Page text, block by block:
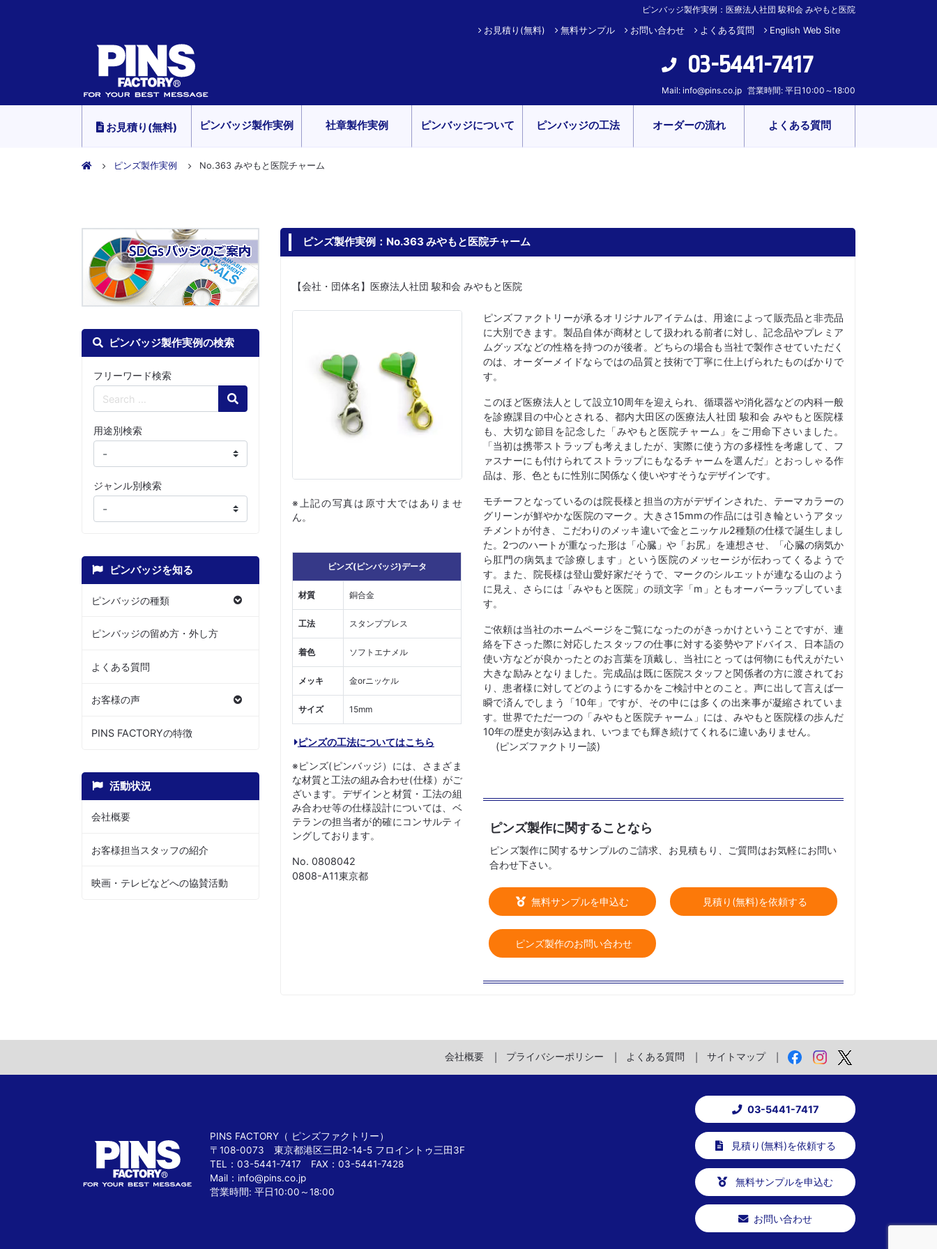
ピンバッジ製作実例：医療法人社団 駿和会 みやもと医院
お見積り(無料) 無料サンプル お問い合わせ よくある質問 English Web Site
03-5441-7417
Mail: info@pins.co.jp 営業時間: 平日10:00～18:00
お見積り(無料) ピンバッジ製作実例 社章製作実例 ピンバッジについて ピンバッジの工法 オーダーの流れ よくある質問
ピンズ製作実例 No.363 みやもと医院チャーム
ピンバッジ製作実例の検索
フリーワード検索
Search
用途別検索
ジャンル別検索
ピンバッジを知る
ピンバッジの種類
ピンバッジの留め方・外し方
よくある質問
お客様の声
PINS FACTORYの特徴
活動状況
会社概要
お客様担当スタッフの紹介
映画・テレビなどへの協賛活動
ピンズ製作実例：No.363 みやもと医院チャーム
【会社・団体名】医療法人社団 駿和会 みやもと医院
※上記の写真は原寸大ではありませ
ん。
ピンズ(ピンバッジ)データ
材質 銅合金
工法 スタンププレス
着色 ソフトエナメル
メッキ 金orニッケル
サイズ 15mm
ピンズの工法についてはこちら
※ピンズ(ピンバッジ）には、さまざま
な材質と工法の組み合わせ(仕様）がご
ざいます。デザインと材質・工法の組
み合わせ等の仕様設計については、ベ
テランの担当者が的確にコンサルティ
ングしております。
No. 0808042
0808-A11東京都
ピンズファクトリーが承るオリジナルアイテムは、用途によって販売品と非売品
に大別できます。製品自体が商材として扱われる前者に対し、記念品やプレミア
ムグッズなどの性格を持つのが後者。どちらの場合も当社で製作させていただく
のは、オーダーメイドならではの品質と技術で丁寧に仕上げられたものばかりで
す。
このほど医療法人として設立10周年を迎えられ、循環器や消化器などの内科一般
を診療課目の中心とされる、都内大田区の医療法人社団 駿和会 みやもと医院様
も、大切な節目を記念した「みやもと医院チャーム」をご用命下さいました。
「当初は携帯ストラップも考えましたが、実際に使う方の多様性を考慮して、フ
ァスナーにも付けられてストラップにもなるチャームを選んだ」とおっしゃる作
品は、形、色ともに性別に関係なく使いやすそうなデザインです。
モチーフとなっているのは院長様と担当の方がデザインされた、テーマカラーの
グリーンが鮮やかな医院のマーク。大きさ15mmの作品には引き輪というアタッ
チメントが付き、こだわりのメッキ違いで金とニッケル2種類の仕様で誕生しまし
た。2つのハートが重なった形は「心臓」や「お尻」を連想させ、「心臓の病気か
ら肛門の病気まで診療します」という医院のメッセージが伝わってくるようで
す。また、院長様は登山愛好家だそうで、マークのシルエットが連なる山のよう
に見え、さらには「みやもと医院」の頭文字「m」ともオーバーラップしていま
す。
ご依頼は当社のホームページをご覧になったのがきっかけということですが、連
絡を下さった際に対応したスタッフの仕事に対する姿勢やアドバイス、日本語の
使い方などが良かったとのお言葉を頂戴し、当社にとっては何物にも代えがたい
大きな励みとなりました。完成品は既に医院スタッフと関係者の方に渡されてお
り、患者様に対してどのようにするかをご検討中とのこと。声に出して言えば一
瞬で済んでしまう「10年」ですが、その中には多くの出来事が凝縮されていま
す。世界でただ一つの「みやもと医院チャーム」には、みやもと医院様の歩んだ
10年の歴史が刻み込まれ、いつまでも輝き続けてくれるに違いありません。
(ピンズファクトリー談)
ピンズ製作に関することなら
ピンズ製作に関するサンプルのご請求、お見積もり、ご質問はお気軽にお問い
合わせ下さい。
無料サンプルを申込む 見積り(無料)を依頼する
ピンズ製作のお問い合わせ
会社概要 プライバシーポリシー よくある質問 サイトマップ
PINS FACTORY（ ピンズファクトリー）
〒108-0073 東京都港区三田2-14-5 フロイントゥ三田3F
TEL：03-5441-7417 FAX：03-5441-7428
Mail： info@pins.co.jp
営業時間: 平日10:00～18:00
03-5441-7417
見積り(無料)を依頼する
無料サンプルを申込む
お問い合わせ